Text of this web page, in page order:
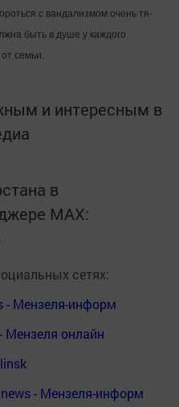
с вандализмом очень тя­
быть в душе у каждого
семьи.
и интересным в
в
MАХ:
сетях:
- Мензеля-информ
Мензеля онлайн
- Мензеля-информ